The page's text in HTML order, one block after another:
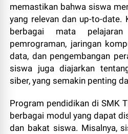
memastikan bahwa siswa
yang relevan dan up-to-date.
berbagai mata
pemrograman, jaringan
data, dan pengembangan
siswa juga diajarkan
siber, yang semakin penting
Program pendidikan di SMK
berbagai modul yang dapat
dan bakat siswa. Misalnya,